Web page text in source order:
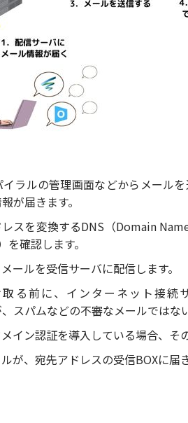
ラルの管理画面などからメール
が届きます。
スを変換するDNS（Domain
確認します。
ールを受信サーバに配信します。
る前に、インターネット接続
スパムなどの不審なメールではな
イン認証を導入している場合、そ
が、宛先アドレスの受信BOXに届き